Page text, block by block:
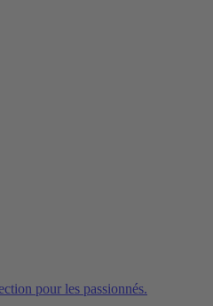
pour les passionnés.